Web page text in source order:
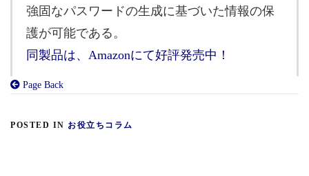
強固なパスワードの生成に基づいた情報の保
護が可能である。
同製品は、Amazonにて好評発売中！
Page Back
POSTED IN お役立ちコラム